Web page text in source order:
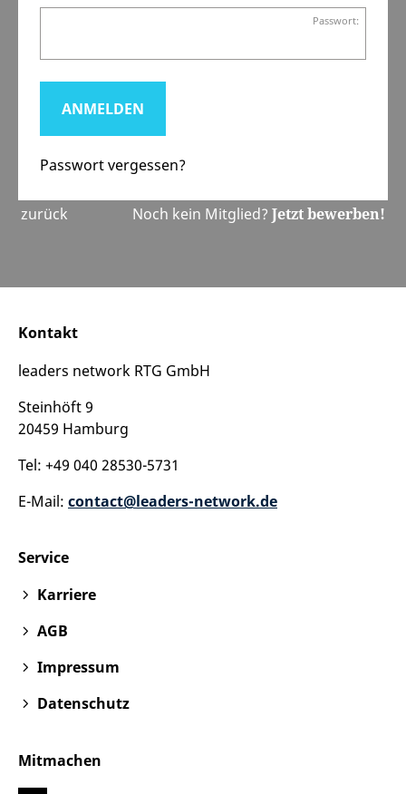
Passwort:
Passwort vergessen?
zurück Noch kein Mitglied? Jetzt bewerben!
Kontakt
leaders network RTG GmbH
Steinhöft 9
20459 Hamburg
Tel: +49 040 28530-5731
E-Mail: contact@leaders-network.de
Service
Karriere
AGB
Impressum
Datenschutz
Mitmachen